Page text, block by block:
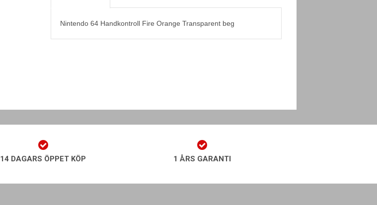
Nintendo 64 Handkontroll Fire Orange Transparent beg
14 DAGARS ÖPPET KÖP 1 ÅRS GARANTI